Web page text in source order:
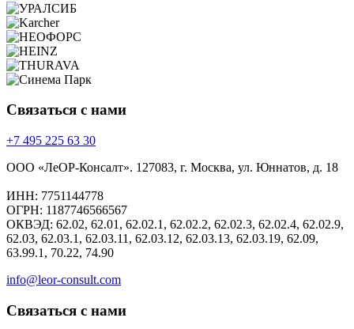
Связаться с нами
+7 495 225 63 30
ООО «ЛеОР-Консалт». 127083, г. Москва, ул. Юннатов, д. 18
ИНН: 7751144778
ОГРН: 1187746566567
ОКВЭД: 62.02, 62.01, 62.02.1, 62.02.2, 62.02.3, 62.02.4, 62.02.9,
62.03, 62.03.1, 62.03.11, 62.03.12, 62.03.13, 62.03.19, 62.09,
63.99.1, 70.22, 74.90
info@leor-consult.com
Связаться с нами